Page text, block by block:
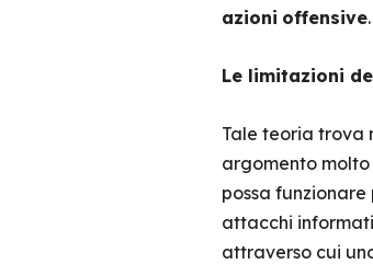
azioni offensive
Le limitazioni
Tale teoria trova
argomento
possa
attacchi
attraverso cui